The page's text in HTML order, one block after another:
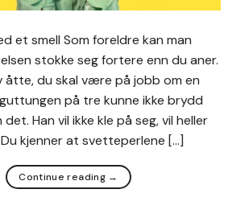
et smell Som foreldre kan man
stokke seg fortere enn du aner.
åtte, du skal være på jobb om en
på tre kunne ikke brydd
Han vil ikke kle på seg, vil heller
kjenner at svetteperlene […]
Continue reading →